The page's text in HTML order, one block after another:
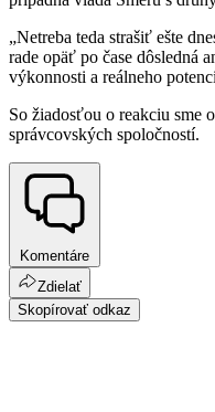
„Netreba teda strašiť ešte
rade opäť po čase dôsledná
výkonnosti a reálneho
So žiadosťou o reakciu sme
správcovských spoločností.
Komentáre
Zdielať
Skopírovať odkaz